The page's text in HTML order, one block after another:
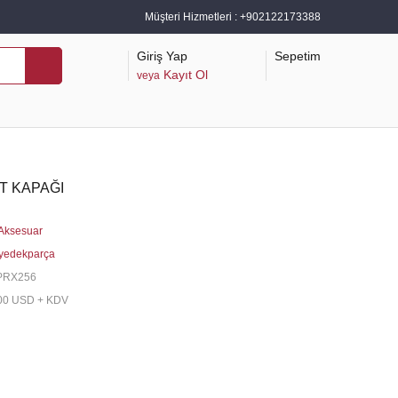
Müşteri Hizmetleri : +902122173388
Giriş Yap
veya Kayıt Ol
Sepetim
KAPAĞI
USD + KDV